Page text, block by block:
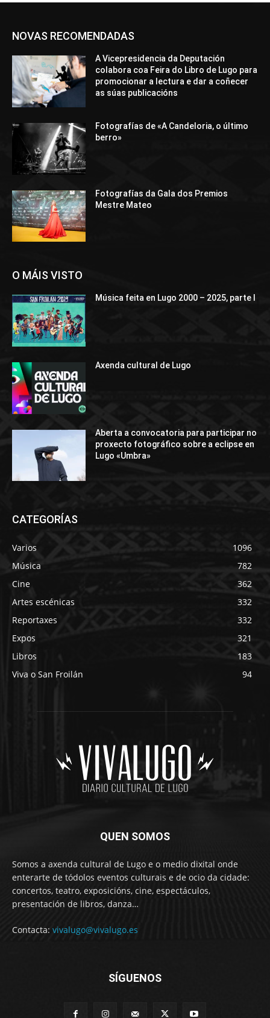
NOVAS RECOMENDADAS
A Vicepresidencia da Deputación
colabora coa Feira do Libro de Lugo para
promocionar a lectura e dar a coñecer
as súas publicacións
Fotografías de «A Candeloria, o último
berro»
Fotografías da Gala dos Premios
Mestre Mateo
O MÁIS VISTO
Música feita en Lugo 2000 – 2025, parte I
Axenda cultural de Lugo
Aberta a convocatoria para participar no
proxecto fotográfico sobre a eclipse en
Lugo «Umbra»
CATEGORÍAS
Varios
1096
Música
782
Cine
362
Artes escénicas
332
Reportaxes
332
Expos
321
Libros
183
Viva o San Froilán
94
QUEN SOMOS
Somos a axenda cultural de Lugo e o medio dixital onde
enterarte de tódolos eventos culturais e de ocio da cidade:
concertos, teatro, exposicións, cine, espectáculos,
presentación de libros, danza…
Contacta: vivalugo@vivalugo.es
SÍGUENOS